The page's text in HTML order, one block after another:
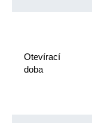
Otevírací
doba